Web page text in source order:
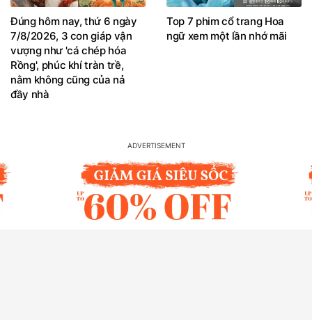
Đúng hôm nay, thứ 6 ngày
7/8/2026, 3 con giáp vận
vượng như 'cá chép hóa
Rồng', phúc khí tràn trề,
nằm không cũng của nả
đầy nhà
Top 7 phim cổ trang Hoa
ngữ xem một lần nhớ mãi